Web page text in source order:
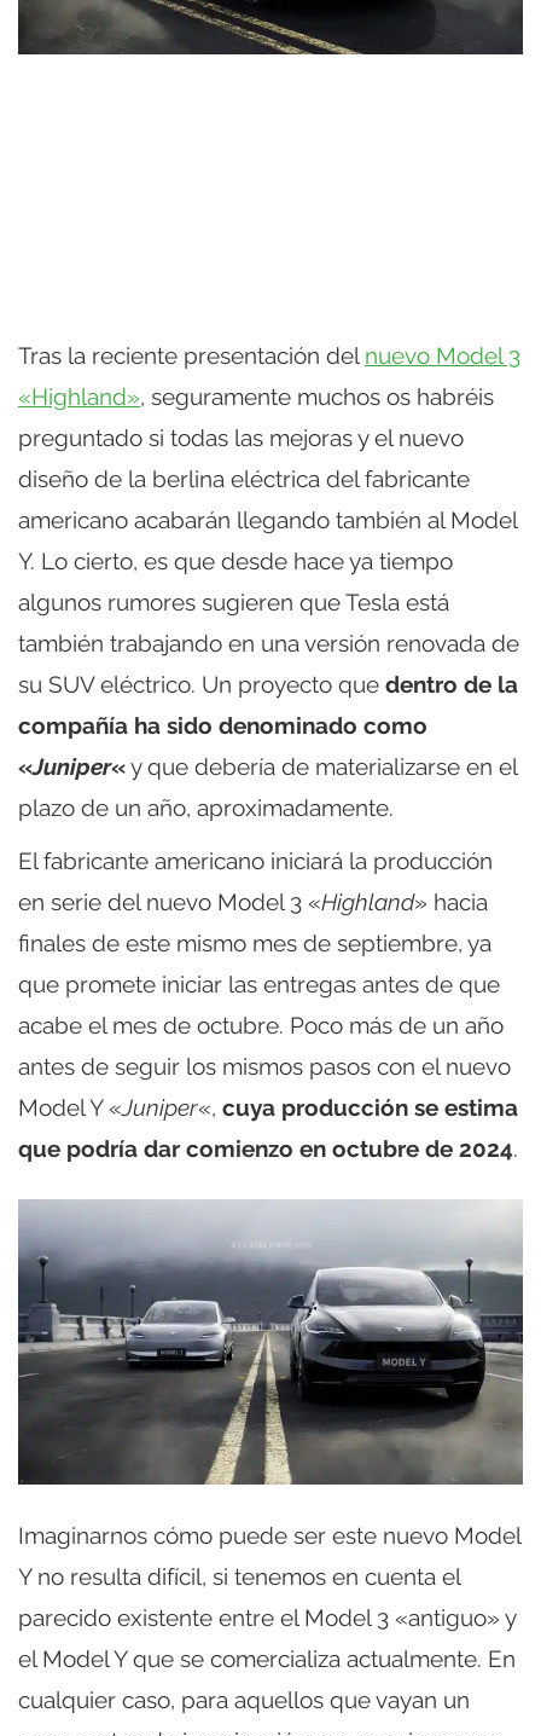
Tras la reciente presentación del nuevo Model 3
«Highland», seguramente muchos os habréis
preguntado si todas las mejoras y el nuevo
diseño de la berlina eléctrica del fabricante
americano acabarán llegando también al Model
Y. Lo cierto, es que desde hace ya tiempo
algunos rumores sugieren que Tesla está
también trabajando en una versión renovada de
su SUV eléctrico. Un proyecto que dentro de la
compañía ha sido denominado como
«Juniper«y que debería de materializarse en el
plazo de un año, aproximadamente.
El fabricante americano iniciará la producción
en serie del nuevo Model 3 «Highland» hacia
finales de este mismo mes de septiembre, ya
que promete iniciar las entregas antes de que
acabe el mes de octubre. Poco más de un año
antes de seguir los mismos pasos con el nuevo
Model Y «Juniper«, cuya producción se estima
que podría dar comienzo en octubre de 2024.
Imaginarnos cómo puede ser este nuevo Model
Y no resulta difícil, si tenemos en cuenta el
parecido existente entre el Model 3 «antiguo» y
el Model Y que se comercializa actualmente. En
cualquier caso, para aquellos que vayan un